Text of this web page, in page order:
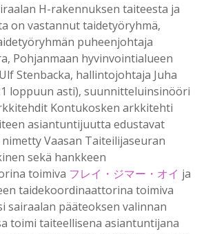
H-rakennuksen taiteesta ja
on vastannut taidetyöryhmä,
puheenjohtaja
Pohjanmaan hyvinvointialueen
Stenbacka, hallintojohtaja Juha
loppuun asti), suunnitteluinsinööri
Kontukosken arkkitehti
asiantuntijuutta edustavat
Vaasan Taiteilijaseuran
sekä hankkeen
toimiva フレイ・ジマー・オイ ja
taidekoordinaattorina toimiva
sairaalan pääteoksen valinnan
toimi taiteellisena asiantuntijana